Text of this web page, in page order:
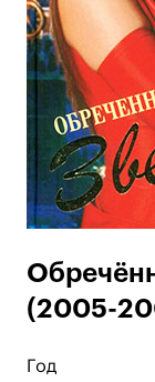
(2005-
Год